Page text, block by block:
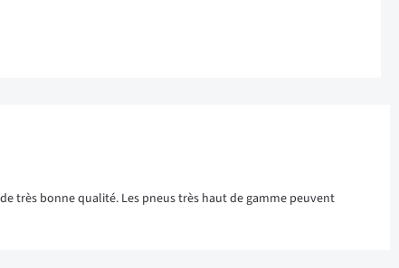
très bonne qualité. Les pneus très haut de gamme peuvent